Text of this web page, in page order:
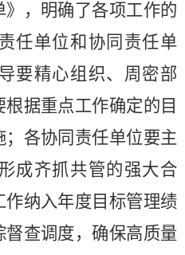
，明确了各项工作的
任单位和协同责任单
要精心组织、周密部
根据重点工作确定的目
各协同 责任单位要主
成齐抓共管的强大合
作纳入年度目标管理绩
督查调度，确保高质量